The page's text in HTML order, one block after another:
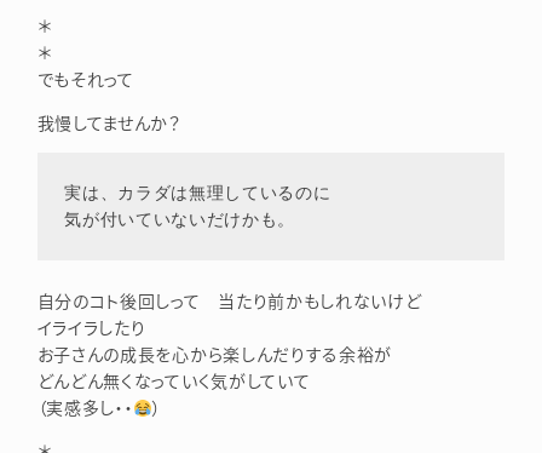
＊
＊
でもそれって
我慢してませんか？
実は、カラダは無理しているのに
気が付いていないだけかも。
自分のコト後回しって 当たり前かもしれないけど
イライラしたり
お子さんの成長を心から楽しんだりする余裕が
どんどん無くなっていく気がしていて
（実感多し・・
）